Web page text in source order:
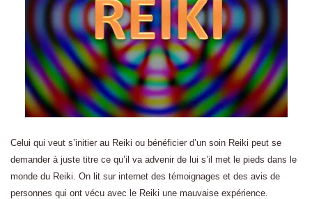
Celui qui veut s’initier au Reiki ou bénéficier d’un soin Reiki peut se
demander à juste titre ce qu’il va advenir de lui s’il met le pieds dans le
monde du Reiki. On lit sur internet des témoignages et des avis de
personnes qui ont vécu avec le Reiki une mauvaise expérience.